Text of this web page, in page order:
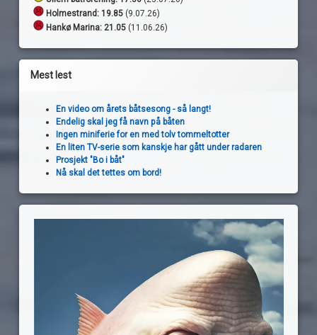
Holmestrand: 19.85 (9.07.26)
Hankø Marina: 21.05 (11.06.26)
Mest lest
En video om årets båtsesong - så langt!
Endelig skal jeg få navn på båten
Ingen miniferie for en med tolv tommeltotter
En liten TV-serie som kanskje har gått under radaren
Prosjekt "Bo i båt"
Nå skal det tettes om bord!